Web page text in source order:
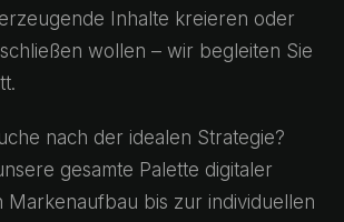
Inhalte kreieren oder
wollen – wir begleiten Sie
nach der idealen Strategie?
gesamte Palette digitaler
Markenaufbau bis zur individuellen